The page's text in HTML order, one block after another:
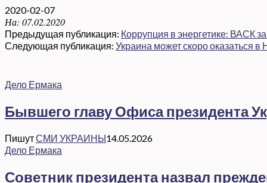
2020-02-07
На: 07.02.2020
Предыдущая публикация: Коррупция в энергетике: ВАСК
Следующая публикация: Украина может скоро оказаться
Дело Ермака
Бывшего главу Офиса президента
ПишутСМИ УКРАИНЫ14.05.2026
Дело Ермака
Советник президента назвал